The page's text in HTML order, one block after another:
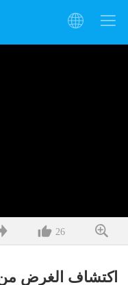
26
اكتشاف الغرض من